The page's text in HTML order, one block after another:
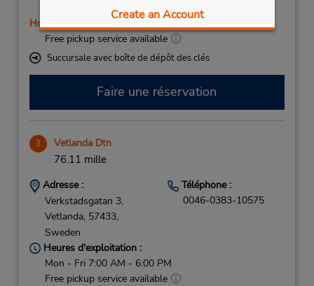
Create an Account
Mon - Fri 7:00 AM - 5:00 PM
Holiday Hours
Free pickup service available
Succursale avec boîte de dépôt des clés
Faire une réservation
3 Vetlanda Dtn
76.11 mille
Adresse :
Verkstadsgatan 3,
Vetlanda, 57433,
Sweden
Téléphone :
0046-0383-10575
Heures d'exploitation :
Mon - Fri 7:00 AM - 6:00 PM
Free pickup service available